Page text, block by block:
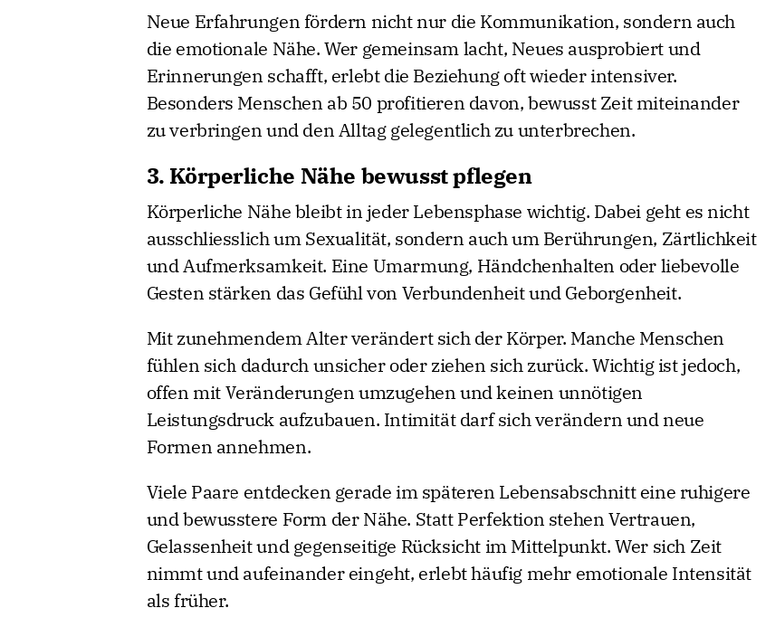
Neue Erfahrungen fördern nicht nur die Kommunikation, sondern auch
die emotionale Nähe. Wer gemeinsam lacht, Neues ausprobiert und
Erinnerungen schafft, erlebt die Beziehung oft wieder intensiver.
Besonders Menschen ab 50 profitieren davon, bewusst Zeit miteinander
zu verbringen und den Alltag gelegentlich zu unterbrechen.
3. Körperliche Nähe bewusst pflegen
Körperliche Nähe bleibt in jeder Lebensphase wichtig. Dabei geht es nicht
ausschliesslich um Sexualität, sondern auch um Berührungen, Zärtlichkeit
und Aufmerksamkeit. Eine Umarmung, Händchenhalten oder liebevolle
Gesten stärken das Gefühl von Verbundenheit und Geborgenheit.
Mit zunehmendem Alter verändert sich der Körper. Manche Menschen
fühlen sich dadurch unsicher oder ziehen sich zurück. Wichtig ist jedoch,
offen mit Veränderungen umzugehen und keinen unnötigen
Leistungsdruck aufzubauen. Intimität darf sich verändern und neue
Formen annehmen.
Viele Paare entdecken gerade im späteren Lebensabschnitt eine ruhigere
und bewusstere Form der Nähe. Statt Perfektion stehen Vertrauen,
Gelassenheit und gegenseitige Rücksicht im Mittelpunkt. Wer sich Zeit
nimmt und aufeinander eingeht, erlebt häufig mehr emotionale Intensität
als früher.